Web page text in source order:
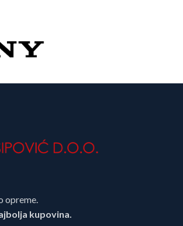
opreme.
kupovina.